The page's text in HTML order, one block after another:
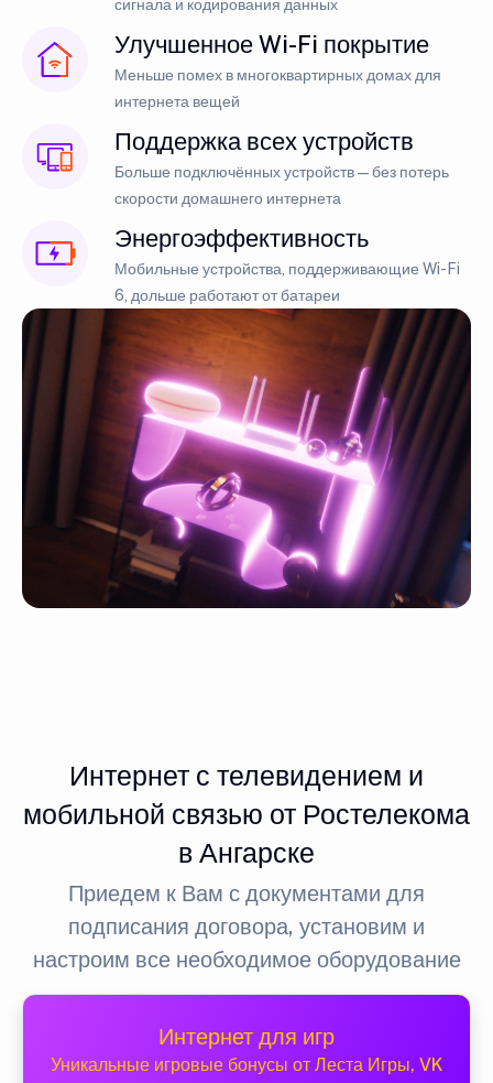
сигнала и кодирования данных
Улучшенное Wi-Fi покрытие
Меньше помех в многоквартирных домах для
интернета вещей
Поддержка всех устройств
Больше подключённых устройств — без потерь
скорости домашнего интернета
Энергоэффективность
Мобильные устройства, поддерживающие Wi-Fi
6, дольше работают от батареи
Интернет с телевидением и
мобильной связью от Ростелекома
в Ангарске
Приедем к Вам с документами для
подписания договора, установим и
настроим все необходимое оборудование
Интернет для игр
Уникальные игровые бонусы от Леста Игры, VK